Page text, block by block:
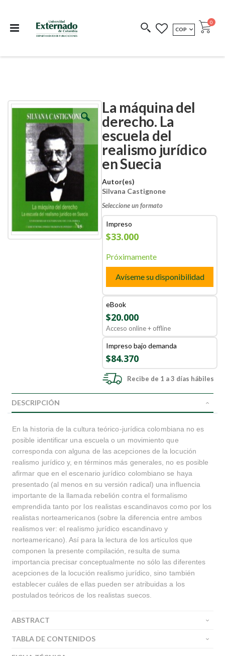
COEDICIONES REDIMIR CÓDIGO
MONEDA
COP Cart
0
La máquina del
derecho. La
escuela del
realismo jurídico
en Suecia
Autor(es)
Silvana Castignone
Seleccione un formato
Impreso
$33.000
Próximamente
Avíseme su disponibilidad
eBook
$20.000
Acceso online + offline
Impreso bajo demanda
$84.370
Recibe de 1 a 3 días hábiles
Skip
Skip
beginning
DESCRIPCIÓN
En la historia de la cultura teórico-jurídica colombiana no es
posible identificar una escuela o un movimiento que
corresponda con alguna de las acepciones de la locución
realismo jurídico y, en términos más generales, no es posible
afirmar que en el escenario jurídico colombiano se haya
presentado (al menos en su versión radical) una influencia
importante de la llamada rebelión contra el formalismo
emprendida tanto por los realistas escandinavos como por los
realistas norteamericanos (sobre la diferencia entre ambos
realismos ver: el realismo jurídico escandinavo y
norteamericano). Así para la lectura de los artículos que
componen la presente compilación, resulta de suma
importancia precisar conceptualmente no sólo las diferentes
acepciones de la locución realismo jurídico, sino también
establecer cuáles de ellas pueden ser atribuidas a los
postulados teóricos de los realistas suecos.
ABSTRACT
TABLA DE CONTENIDOS